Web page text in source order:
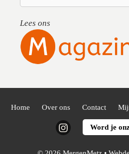
Lees ons
Home Over ons Contact
InstagramWord je